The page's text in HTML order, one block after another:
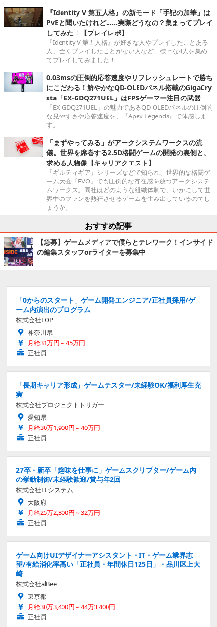
『Identity V 第五人格』の新モード「手記の加筆」は
PvEと聞いたけれど……実際どうなの？集まってプレイ
してみた！【プレイレポ】
『Identity V 第五人格』が好きな人やプレイしたことある
人、全くプレイしたことがない人など、様々な4人を集め
てプレイしてみました！
0.03msの圧倒的応答速度やリフレッシュレートで勝ち
にこだわる！鮮やかなQD-OLEDパネル搭載のGigaCry
sta「EX-GDQ271UEL」はFPSゲーマー注目の武器
「EX-GDQ271UEL」の魅力であるQD-OLEDパネルの圧倒的
な見やすさや応答速度を、『Apex Legends』で体感しま
す。
「まずやってみる」がアークシステムワークスの流
儀。世界を席巻する2.5D格闘ゲームの開発の裏側と、
求める人物像【キャリアクエスト】
『ギルティギア』シリーズなどで知られ、世界的な格闘ゲ
ーム大会「EVO」でも圧倒的な存在感を放つアークシステ
ムワークス。同社はどのような組織体制で、いかにして世
界中のファンを熱狂させるゲームを生み出しているのでし
ょうか。
おすすめ記事
【急募】ゲームメディアで僕らとテレワーク！インサイド
の編集スタッフorライターを募集中
「0からのスタート」ゲーム開発エンジニア/正社員採用/ゲ
ーム内演出のプログラム
株式会社LOP
神奈川県
月給31万円～45万円
正社員
「長期キャリア形成」ゲームテスター/未経験OK/福利厚生充
実
株式会社プロジェクトトリガー
愛知県
月給30万1,900円～40万円
正社員
27卒・新卒「趣味を仕事に」ゲームスクリプター/ゲーム内
の挙動制御/未経験歓迎/賞与年2回
株式会社ELシステム
大阪府
月給25万2,300円～32万円
正社員
ゲーム向けUIデザイナーアシスタント・IT・ゲーム業界志
望/有給消化率高い「正社員・年間休日125日」・品川区上大
崎
株式会社alBee
東京都
月給30万3,400円～44万3,400円
正社員